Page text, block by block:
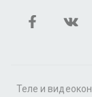
Теле и